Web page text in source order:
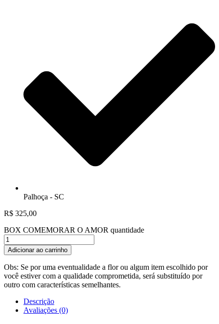
Palhoça - SC
R$ 325,00
BOX COMEMORAR O AMOR quantidade
Adicionar ao carrinho
Obs: Se por uma eventualidade a flor ou algum item escolhido por
você estiver com a qualidade comprometida, será substituído por
outro com características semelhantes.
Descrição
Avaliações (0)